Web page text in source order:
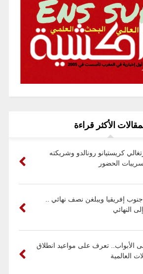
الأكثر قراءة
كريستيانو رونالدو وشريكته
الحضور
إفريقيا ويبلغن نصف نهائي ..
النهائي
تعرف على مواعيد انطلاق
العالمية